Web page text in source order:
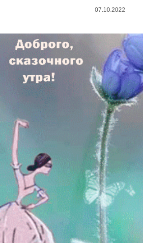
07.10.2022